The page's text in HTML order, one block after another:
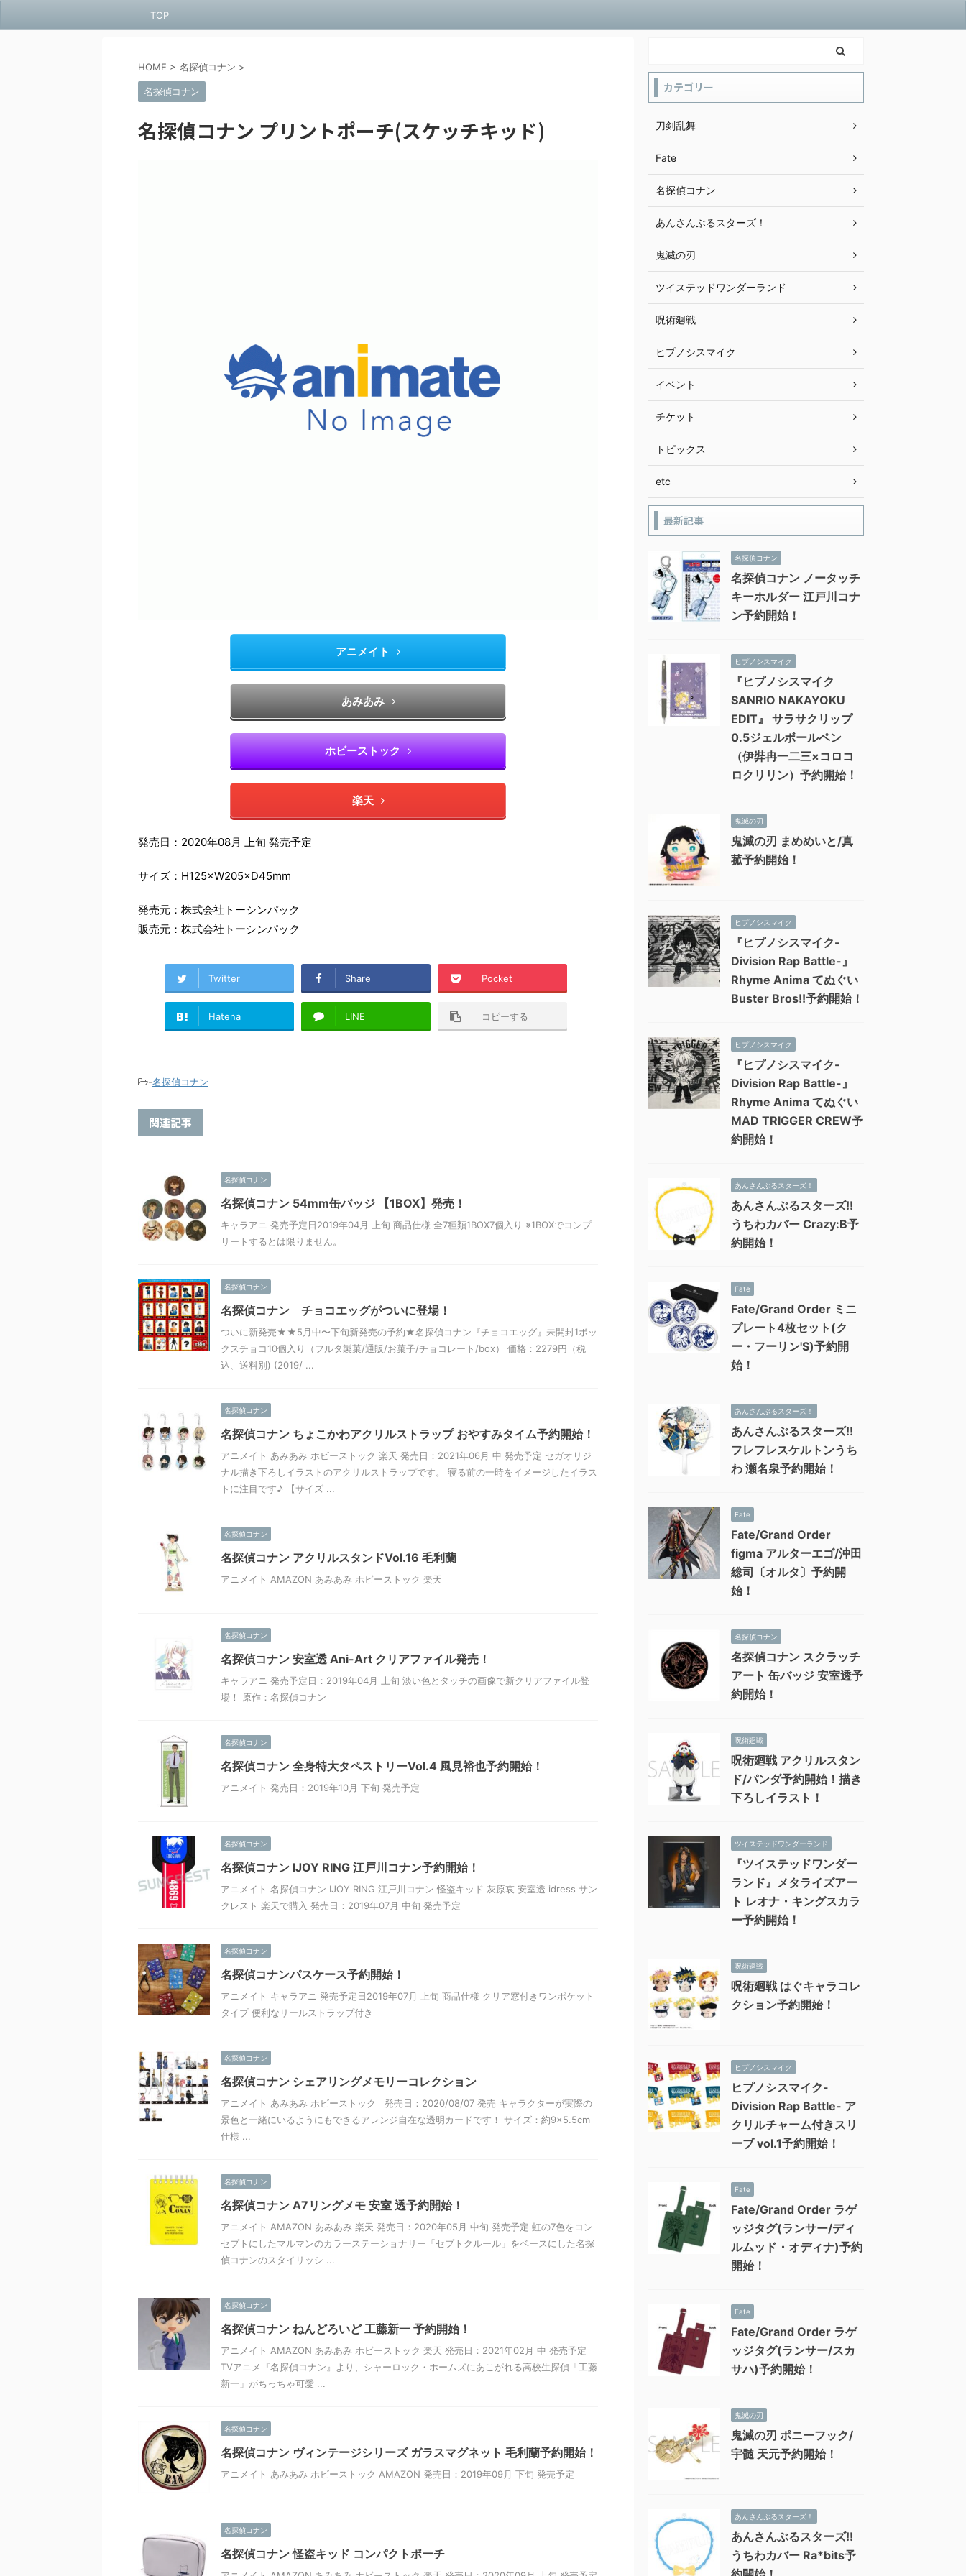
TOP
HOME > 名探偵コナン >
名探偵コナン
名探偵コナン プリントポーチ(スケッチキッド)
アニメイト
あみあみ
ホビーストック
楽天
発売日：2020年08月 上旬 発売予定
サイズ：H125×W205×D45mm
発売元：株式会社トーシンパック
販売元：株式会社トーシンパック
Twitter Share Pocket
Hatena LINE コピーする
-名探偵コナン
関連記事
名探偵コナン
名探偵コナン 54mm缶バッジ 【1BOX】発売！
キャラアニ 発売予定日2019年04月 上旬 商品仕様 全7種類1BOX7個入り ※1BOXでコンプ
リートするとは限りません。
名探偵コナン
名探偵コナン チョコエッグがついに登場！
ついに新発売★★5月中〜下旬新発売の予約★名探偵コナン『チョコエッグ』未開封1ボッ
クスチョコ10個入り（フルタ製菓/通販/お菓子/チョコレート/box） 価格：2279円（税
込、送料別) (2019/ ...
名探偵コナン
名探偵コナン ちょこかわアクリルストラップ おやすみタイム予約開始！
アニメイト あみあみ ホビーストック 楽天 発売日：2021年06月 中 発売予定 セガオリジ
ナル描き下ろしイラストのアクリルストラップです。 寝る前の一時をイメージしたイラス
トに注目です♪ 【サイズ ...
名探偵コナン
名探偵コナン アクリルスタンドVol.16 毛利蘭
アニメイト AMAZON あみあみ ホビーストック 楽天
名探偵コナン
名探偵コナン 安室透 Ani-Art クリアファイル発売！
キャラアニ 発売予定日：2019年04月 上旬 淡い色とタッチの画像で新クリアファイル登
場！ 原作：名探偵コナン
名探偵コナン
名探偵コナン 全身特大タペストリーVol.4 風見裕也予約開始！
アニメイト 発売日：2019年10月 下旬 発売予定
名探偵コナン
名探偵コナン IJOY RING 江戸川コナン予約開始！
アニメイト 名探偵コナン IJOY RING 江戸川コナン 怪盗キッド 灰原哀 安室透 idress サン
クレスト 楽天で購入 発売日：2019年07月 中旬 発売予定
名探偵コナン
名探偵コナンパスケース予約開始！
アニメイト キャラアニ 発売予定日2019年07月 上旬 商品仕様 クリア窓付きワンポケット
タイプ 便利なリールストラップ付き
名探偵コナン
名探偵コナン シェアリングメモリーコレクション
アニメイト あみあみ ホビーストック 発売日：2020/08/07 発売 キャラクターが実際の
景色と一緒にいるようにもできるアレンジ自在な透明カードです！ サイズ：約9×5.5cm
仕様 ...
名探偵コナン
名探偵コナン A7リングメモ 安室 透予約開始！
アニメイト AMAZON あみあみ 楽天 発売日：2020年05月 中旬 発売予定 虹の7色をコン
セプトにしたマルマンのカラーステーショナリー「セプトクルール」をベースにした名探
偵コナンのスタイリッシ ...
名探偵コナン
名探偵コナン ねんどろいど 工藤新一 予約開始！
アニメイト AMAZON あみあみ ホビーストック 楽天 発売日：2021年02月 中 発売予定
TVアニメ『名探偵コナン』より、シャーロック・ホームズにあこがれる高校生探偵「工藤
新一」がちっちゃ可愛 ...
名探偵コナン
名探偵コナン ヴィンテージシリーズ ガラスマグネット 毛利蘭予約開始！
アニメイト あみあみ ホビーストック AMAZON 発売日：2019年09月 下旬 発売予定
名探偵コナン
名探偵コナン 怪盗キッド コンパクトポーチ
カテゴリー
刀剣乱舞
Fate
名探偵コナン
あんさんぶるスターズ！
鬼滅の刃
ツイステッドワンダーランド
呪術廻戦
ヒプノシスマイク
イベント
チケット
トピックス
etc
最新記事
名探偵コナン
名探偵コナン ノータッチ
キーホルダー 江戸川コナ
ン予約開始！
ヒプノシスマイク
『ヒプノシスマイク
SANRIO NAKAYOKU
EDIT』 サラサクリップ
0.5ジェルボールペン
（伊弉冉一二三×コロコ
ロクリリン）予約開始！
鬼滅の刃
鬼滅の刃 まめめいと/真
菰予約開始！
ヒプノシスマイク
『ヒプノシスマイク-
Division Rap Battle-』
Rhyme Anima てぬぐい
Buster Bros!!予約開始！
ヒプノシスマイク
『ヒプノシスマイク-
Division Rap Battle-』
Rhyme Anima てぬぐい
MAD TRIGGER CREW予
約開始！
あんさんぶるスターズ！
あんさんぶるスターズ!!
うちわカバー Crazy:B予
約開始！
Fate
Fate/Grand Order ミニ
プレート4枚セット(ク
ー・フーリン'S)予約開
始！
あんさんぶるスターズ！
あんさんぶるスターズ!!
フレフレスケルトンうち
わ 瀬名泉予約開始！
Fate
Fate/Grand Order
figma アルターエゴ/沖田
総司〔オルタ〕予約開
始！
名探偵コナン
名探偵コナン スクラッチ
アート 缶バッジ 安室透予
約開始！
呪術廻戦
呪術廻戦 アクリルスタン
ド/パンダ予約開始！描き
下ろしイラスト！
ツイステッドワンダーランド
『ツイステッドワンダー
ランド』メタライズアー
ト レオナ・キングスカラ
ー予約開始！
呪術廻戦
呪術廻戦 はぐキャラコレ
クション予約開始！
ヒプノシスマイク
ヒプノシスマイク-
Division Rap Battle- ア
クリルチャーム付きスリ
ーブ vol.1予約開始！
Fate
Fate/Grand Order ラゲ
ッジタグ(ランサー/ディ
ルムッド・オディナ)予約
開始！
Fate
Fate/Grand Order ラゲ
ッジタグ(ランサー/スカ
サハ)予約開始！
鬼滅の刃
鬼滅の刃 ポニーフック/
宇髄 天元予約開始！
あんさんぶるスターズ！
あんさんぶるスターズ!!
うちわカバー Ra*bits予